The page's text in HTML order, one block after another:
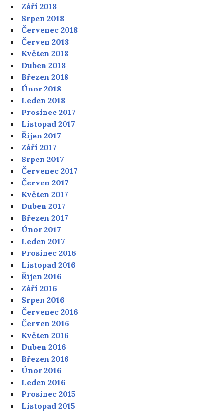
Září 2018
Srpen 2018
Červenec 2018
Červen 2018
Květen 2018
Duben 2018
Březen 2018
Únor 2018
Leden 2018
Prosinec 2017
Listopad 2017
Říjen 2017
Září 2017
Srpen 2017
Červenec 2017
Červen 2017
Květen 2017
Duben 2017
Březen 2017
Únor 2017
Leden 2017
Prosinec 2016
Listopad 2016
Říjen 2016
Září 2016
Srpen 2016
Červenec 2016
Červen 2016
Květen 2016
Duben 2016
Březen 2016
Únor 2016
Leden 2016
Prosinec 2015
Listopad 2015